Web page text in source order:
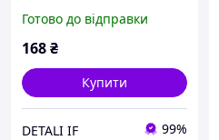
7L0839015 7L0839015D
Готово до відправки
168₴
Купити
DETALI IF 99%